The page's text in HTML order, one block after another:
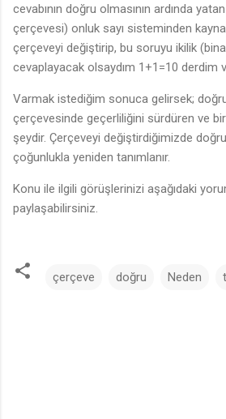
cevabının doğru olmasının ardında
çerçevesi) onluk sayı sisteminden
çerçeveyi değiştirip, bu soruyu ikilik
cevaplayacak olsaydım 1+1=10 derdim
Varmak istediğim sonuca gelirsek;
çerçevesinde geçerliliğini sürdüren ve bir
şeydir. Çerçeveyi değiştirdiğimizde
çoğunlukla yeniden tanımlanır.
Konu ile ilgili görüşlerinizi aşağıdaki
paylaşabilirsiniz.
çerçeve doğru Neden